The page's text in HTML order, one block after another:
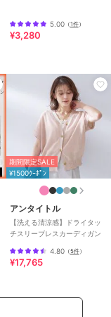
ワイ
％/無
り/
/ラ
/ク
ー・結
5.00（1件）
¥3,280
期間限定SALE
¥1500ｸｰﾎﾟﾝ
アンタイトル
【洗える清涼感】ドライタッ
チスリーブレスカーディガン
4.80（5件）
¥17,765